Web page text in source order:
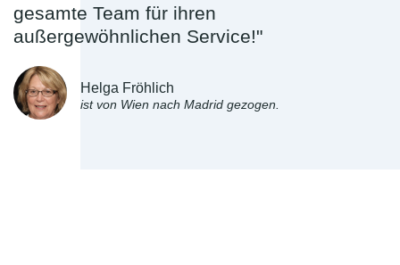
gesamte Team für ihren
außergewöhnlichen Service!"
Helga Fröhlich
ist von Wien nach Madrid gezogen.